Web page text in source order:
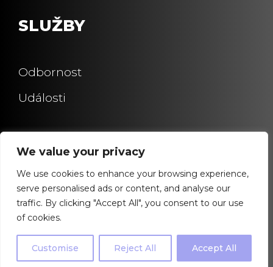
We value your privacy
We use cookies to enhance your browsing experience,
serve personalised ads or content, and analyse our
traffic. By clicking "Accept All", you consent to our use
of cookies.
Customise Reject All Accept All
SLUŽBY
Odbornost
Události
© C-IN 2023 | GDPR
| Právní
předpisy